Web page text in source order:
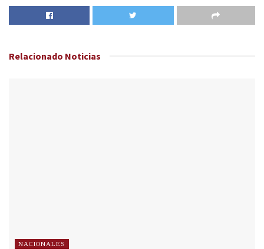
Relacionado Noticias
NACIONALES